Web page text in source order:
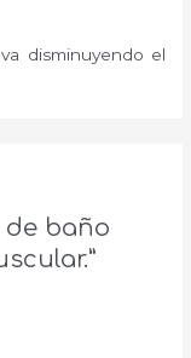
disminuyendo el
de baño